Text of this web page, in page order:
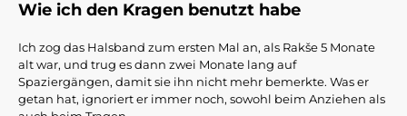
Wie ich den Kragen benutzt habe
Ich zog das Halsband zum ersten Mal an, als Rakše 5 Monate
alt war, und trug es dann zwei Monate lang auf
Spaziergängen, damit sie ihn nicht mehr bemerkte. Was er
getan hat, ignoriert er immer noch, sowohl beim Anziehen als